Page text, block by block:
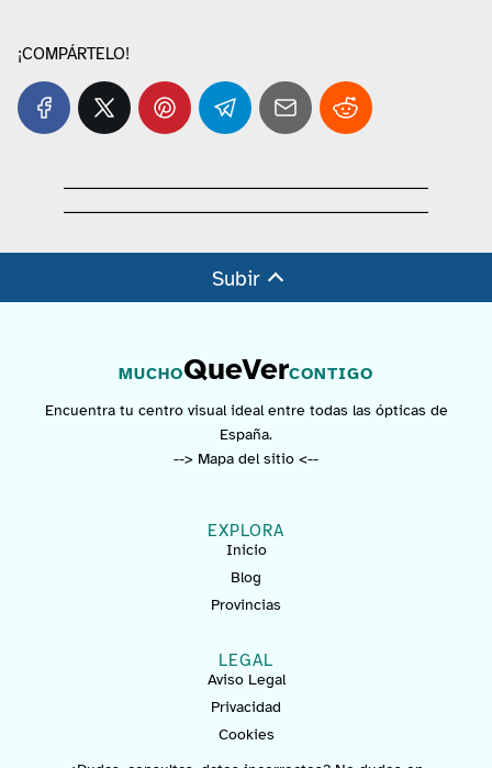
¡COMPÁRTELO!
Subir
MUCHOQueVerCONTIGO
Encuentra tu centro visual ideal entre todas las ópticas de
España.
--> Mapa del sitio <--
EXPLORA
Inicio
Blog
Provincias
LEGAL
Aviso Legal
Privacidad
Cookies